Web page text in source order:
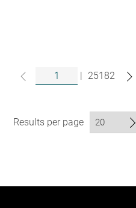
| 25182
Results per page